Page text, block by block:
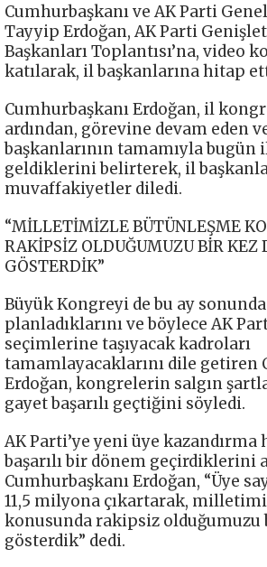
Cumhurbaşkanı ve AK Parti
Tayyip Erdoğan, AK Parti
Başkanları Toplantısı’na, video
katılarak, il başkanlarına hitap
Cumhurbaşkanı Erdoğan, il
ardından, görevine devam eden
başkanlarının tamamıyla bugün
geldiklerini belirterek, il
muvaffakiyetler diledi.
“MİLLETİMİZLE BÜTÜNLEŞME
RAKİPSİZ OLDUĞUMUZU BİR KEZ
GÖSTERDİK”
Büyük Kongreyi de bu ay
planladıklarını ve böylece AK
seçimlerine taşıyacak kadroları
tamamlayacaklarını dile getiren
Erdoğan, kongrelerin salgın
gayet başarılı geçtiğini söyledi.
AK Parti’ye yeni üye kazandırma
başarılı bir dönem geçirdiklerini
Cumhurbaşkanı Erdoğan, “Üye
11,5 milyona çıkartarak,
konusunda rakipsiz olduğumuzu
gösterdik” dedi.